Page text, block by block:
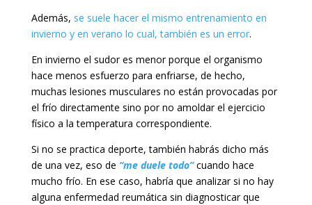
Además, se suele hacer el mismo entrenamiento en
invierno y en verano lo cual, también es un error.
En invierno el sudor es menor porque el organismo
hace menos esfuerzo para enfriarse, de hecho,
muchas lesiones musculares no están provocadas por
el frío directamente sino por no amoldar el ejercicio
físico a la temperatura correspondiente.
Si no se practica deporte, también habrás dicho más
de una vez, eso de “me duele todo”cuando hace
mucho frío. En ese caso, habría que analizar si no hay
alguna enfermedad reumática sin diagnosticar que